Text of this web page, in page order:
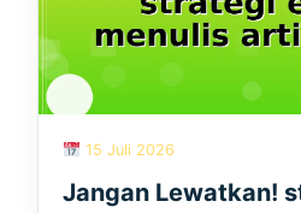
15 Juli 2026
Jangan Lewatkan!